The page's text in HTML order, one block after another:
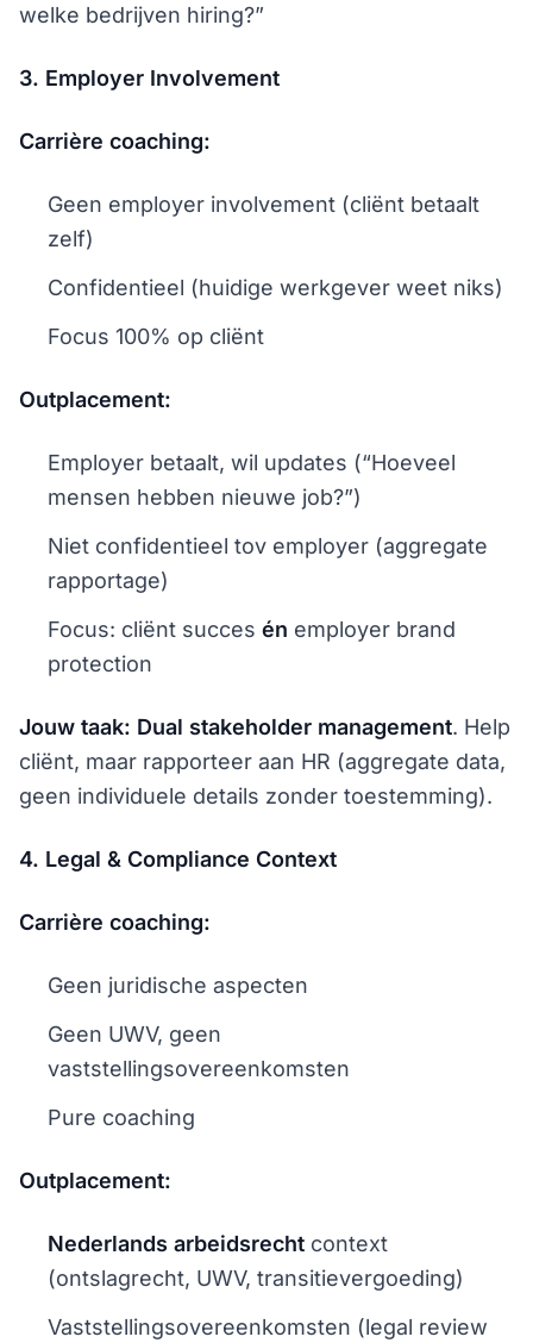
welke bedrijven hiring?”
3. Employer Involvement
Carrière coaching:
Geen employer involvement (cliënt betaalt
zelf)
Confidentieel (huidige werkgever weet niks)
Focus 100% op cliënt
Outplacement:
Employer betaalt, wil updates (“Hoeveel
mensen hebben nieuwe job?”)
Niet confidentieel tov employer (aggregate
rapportage)
Focus: cliënt succes én employer brand
protection
Jouw taak: Dual stakeholder management. Help
cliënt, maar rapporteer aan HR (aggregate data,
geen individuele details zonder toestemming).
4. Legal & Compliance Context
Carrière coaching:
Geen juridische aspecten
Geen UWV, geen
vaststellingsovereenkomsten
Pure coaching
Outplacement:
Nederlands arbeidsrecht context
(ontslagrecht, UWV, transitievergoeding)
Vaststellingsovereenkomsten (legal review